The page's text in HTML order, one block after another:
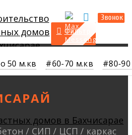
50 м.кв 60-70 м.кв 80-
Фильтр
Звонок
8